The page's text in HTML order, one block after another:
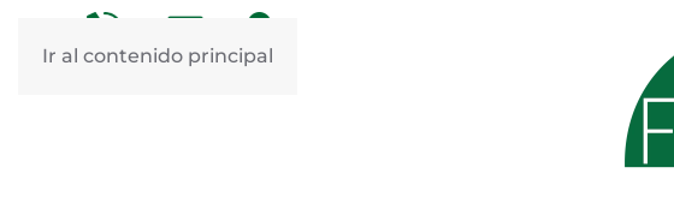
Ir al contenido principal